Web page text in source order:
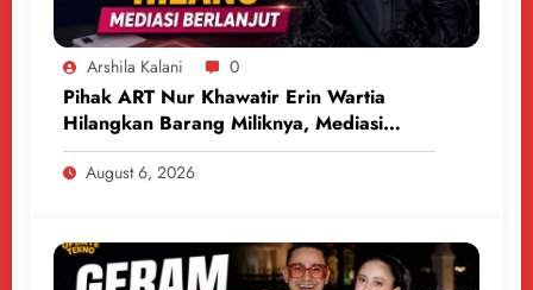
Arshila Kalani 0
Pihak ART Nur Khawatir Erin Wartia
Hilangkan Barang Miliknya, Mediasi
Berlanjut
August 6, 2026